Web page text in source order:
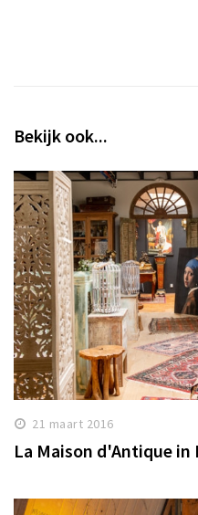
Bekijk ook...
21 maart 2016
La Maison d'Antique in